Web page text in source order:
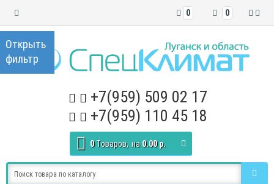
0
0
+7(959) 509 02 17
+7(959) 110 45 18
0 Tоваров, на 0.00 р.